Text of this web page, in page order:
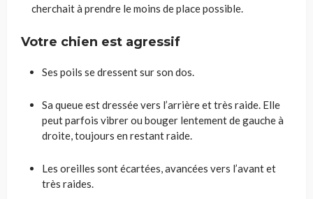
cherchait à prendre le moins de place possible.
Votre chien est agressif
Ses poils se dressent sur son dos.
Sa queue est dressée vers l’arrière et très raide. Elle
peut parfois vibrer ou bouger lentement de gauche à
droite, toujours en restant raide.
Les oreilles sont écartées, avancées vers l’avant et
très raides.